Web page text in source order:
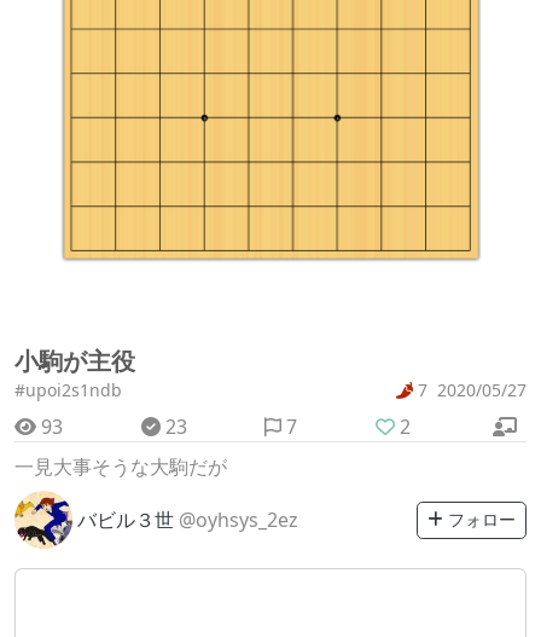
小駒が主役
#upoi2s1ndb 7 2020/05/27
93 23 7
2
一見大事そうな大駒だが
バビル３世 @oyhsys_2ez フォロー